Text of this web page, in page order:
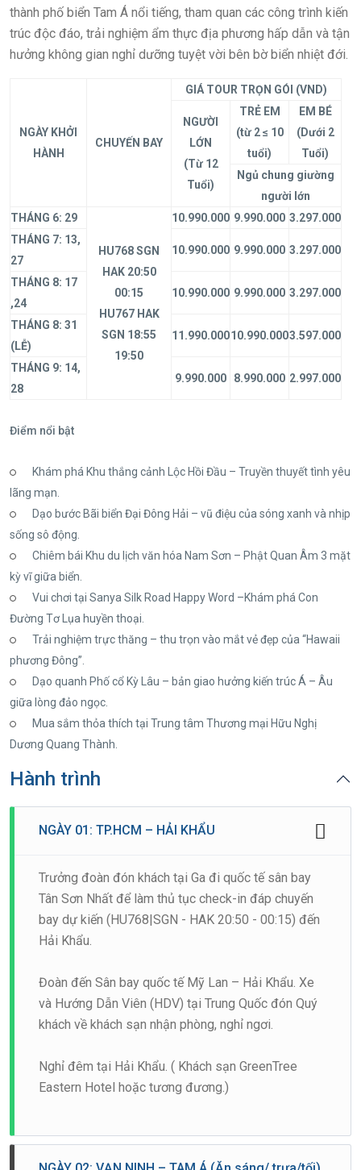
thành phố biển Tam Á nổi tiếng, tham quan các công trình kiến
trúc độc đáo, trải nghiệm ẩm thực địa phương hấp dẫn và tận
hưởng không gian nghỉ dưỡng tuyệt vời bên bờ biển nhiệt đới.
NGÀY KHỞI
HÀNH
CHUYẾN BAY
GIÁ TOUR TRỌN GÓI (VND)
NGƯỜI
LỚN
(Từ 12
Tuổi)
TRẺ EM
(từ 2 ≤ 10
tuổi)
EM BÉ
(Dưới 2
Tuổi)
Ngủ chung giường
người lớn
THÁNG 6: 29
HU768 SGN
HAK 20:50
00:15
HU767 HAK
SGN 18:55
19:50
10.990.000 9.990.000 3.297.000
THÁNG 7: 13,
27
10.990.000 9.990.000 3.297.000
THÁNG 8: 17
,24
10.990.000 9.990.000 3.297.000
THÁNG 8: 31
(LỄ)
11.990.00010.990.0003.597.000
THÁNG 9: 14,
28
9.990.000 8.990.000 2.997.000
Điểm nổi bật
Khám phá Khu thắng cảnh Lộc Hồi Đầu – Truyền thuyết tình yêu
lãng mạn.
Dạo bước Bãi biển Đại Đông Hải – vũ điệu của sóng xanh và nhịp
sống sô động.
Chiêm bái Khu du lịch văn hóa Nam Sơn – Phật Quan Âm 3 mặt
kỳ vĩ giữa biển.
Vui chơi tại Sanya Silk Road Happy Word –Khám phá Con
Đường Tơ Lụa huyền thoại.
Trải nghiệm trực thăng – thu trọn vào mắt vẻ đẹp của “Hawaii
phương Đông”.
Dạo quanh Phố cổ Kỳ Lâu – bản giao hưởng kiến trúc Á – Âu
giữa lòng đảo ngọc.
Mua sắm thỏa thích tại Trung tâm Thương mại Hữu Nghị
Dương Quang Thành.
Hành trình
NGÀY 01: TP.HCM – HẢI KHẨU
Trưởng đoàn đón khách tại Ga đi quốc tế sân bay
Tân Sơn Nhất để làm thủ tục check-in đáp chuyến
bay dự kiến (HU768|SGN - HAK 20:50 - 00:15) đến
Hải Khẩu.
Đoàn đến Sân bay quốc tế Mỹ Lan – Hải Khẩu. Xe
và Hướng Dẫn Viên (HDV) tại Trung Quốc đón Quý
khách về khách sạn nhận phòng, nghỉ ngơi.
Nghỉ đêm tại Hải Khẩu. ( Khách sạn GreenTree
Eastern Hotel hoặc tương đương.)